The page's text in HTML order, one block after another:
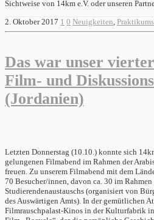
Sichtweise von 14km e.V. oder unseren
2. Oktober 2017 1 0 Neuigkeiten,
Das war unser
Film- und
(Jordanien)
Letzten Donnerstag (10.10.) konnte sich
gelungenen Filmabend im Rahmen der
freuen. Zu unserem Filmabend mit dem
70 Besucher/innen, davon ca. 30 im
Studierendenaustauschs (organisiert von
des Auswärtigen Amts). In der gemütlichen
Filmrauschpalast-Kinos in der Kulturfabrik